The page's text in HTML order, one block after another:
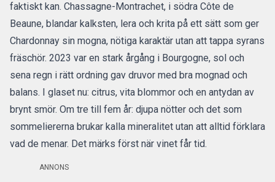
faktiskt kan. Chassagne-Montrachet, i södra Côte de
Beaune, blandar kalksten, lera och krita på ett sätt som ger
Chardonnay sin mogna, nötiga karaktär utan att tappa syrans
fräschör. 2023 var en stark årgång i Bourgogne, sol och
sena regn i rätt ordning gav druvor med bra mognad och
balans. I glaset nu: citrus, vita blommor och en antydan av
brynt smör. Om tre till fem år: djupa nötter och det som
sommeliererna brukar kalla mineralitet utan att alltid förklara
vad de menar. Det märks först när vinet får tid.
ANNONS